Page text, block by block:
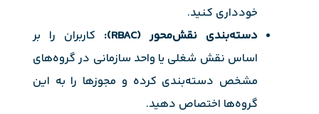
خودداری کنید.
دسته‌بندی نقش‌محور (RBAC):
کاربران را بر
اساس نقش شغلی یا واحد سازمانی در گروه‌های
مشخص دسته‌بندی کرده و مجوزها را به این
گروه‌ها اختصاص دهید.